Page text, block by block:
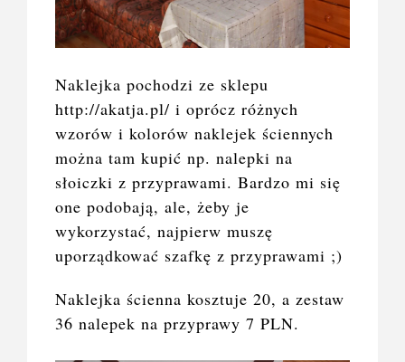
Naklejka pochodzi ze sklepu
http://akatja.pl/ i oprócz różnych
wzorów i kolorów naklejek ściennych
można tam kupić np. nalepki na
słoiczki z przyprawami. Bardzo mi się
one podobają, ale, żeby je
wykorzystać, najpierw muszę
uporządkować szafkę z przyprawami ;)
Naklejka ścienna kosztuje 20, a zestaw
36 nalepek na przyprawy 7 PLN.